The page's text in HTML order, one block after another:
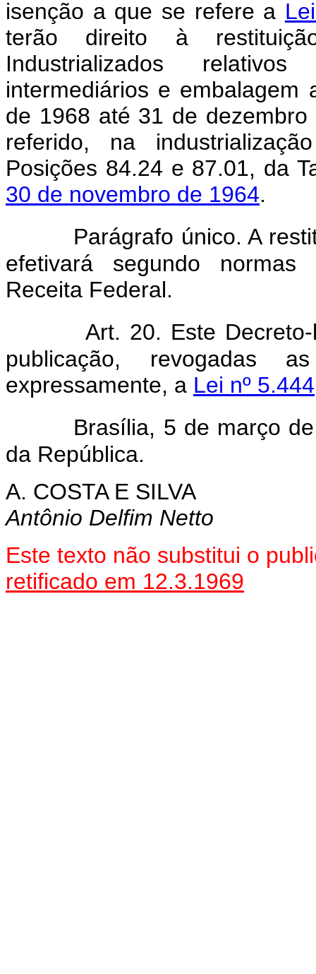
isenção a que se refere a
terão direito à
Industrializados
intermediários e
de 1968 até 31 de
referido, na
Posições 84.24 e 87.01, da
30 de novembro de 1964.
Parágrafo único. A
efetivará segundo
Receita Federal.
Art. 20. Este
publicação, revogadas
expressamente, a Lei nº
Brasília, 5 de março
da República.
A. COSTA E SILVA
Antônio Delfim Netto
Este texto não substitui o
retificado em 12.3.1969